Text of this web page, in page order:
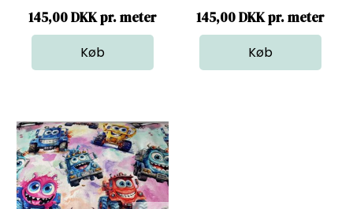
145,00 DKK pr. meter 145,00 DKK pr. meter